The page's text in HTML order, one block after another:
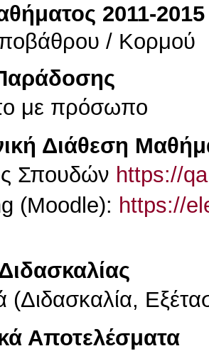
2011-2015
/ Κορμού
με πρόσωπο
Διάθεση
Σπουδών https://
(Moodle): https://
(Διδασκαλία,
Αποτελέσματα